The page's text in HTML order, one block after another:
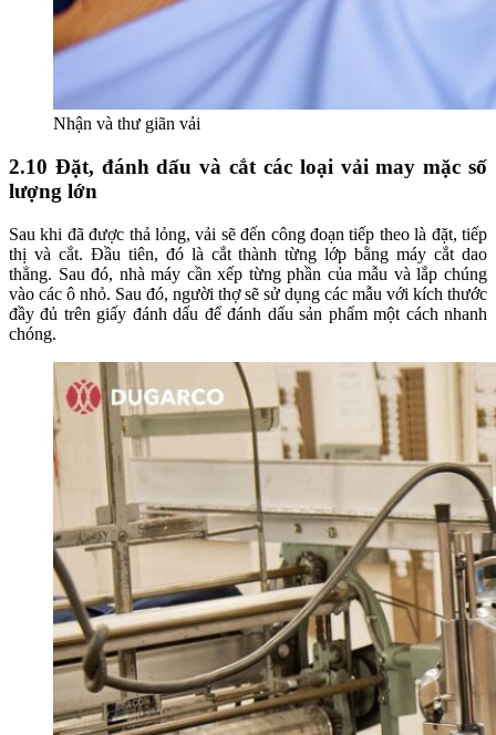
Nhận và thư giãn vải
2.10 Đặt, đánh dấu và cắt các loại vải may mặc số
lượng lớn
Sau khi đã được thả lỏng, vải sẽ đến công đoạn tiếp theo là đặt, tiếp
thị và cắt. Đầu tiên, đó là cắt thành từng lớp bằng máy cắt dao
thẳng. Sau đó, nhà máy cần xếp từng phần của mẫu và lắp chúng
vào các ô nhỏ. Sau đó, người thợ sẽ sử dụng các mẫu với kích thước
đầy đủ trên giấy đánh dấu để đánh dấu sản phẩm một cách nhanh
chóng.